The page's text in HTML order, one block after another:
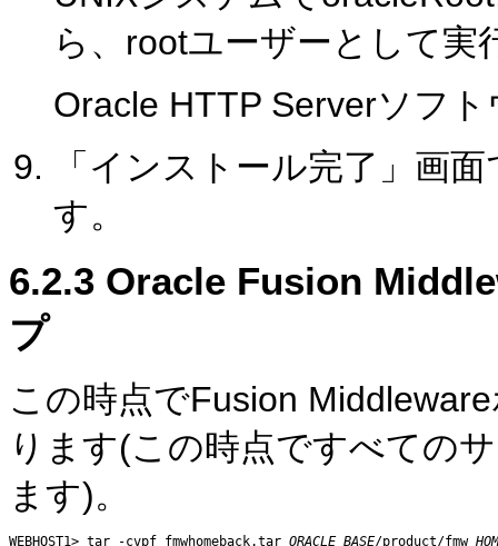
ら、rootユーザーとして実
Oracle HTTP Serverソフ
「インストール完了」画面
す。
6.2.3 Oracle Fusion
プ
この時点でFusion
ります(この時点ですべての
ます)。
WEBHOST1> tar -cvpf fmwhomeback.tar ORACLE_BASE/product/fmw